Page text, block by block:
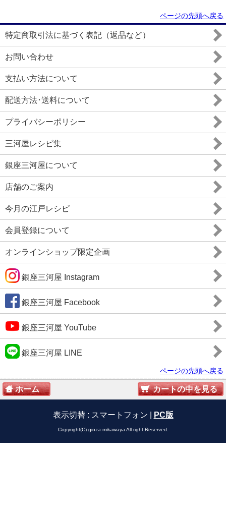
ページの先頭へ戻る
特定商取引法に基づく表記（返品など）
お問い合わせ
支払い方法について
配送方法･送料について
プライバシーポリシー
三河屋レシピ集
銀座三河屋について
店舗のご案内
今月の江戸レシピ
会員登録について
オンラインショップ限定企画
銀座三河屋 Instagram
銀座三河屋 Facebook
銀座三河屋 YouTube
銀座三河屋 LINE
ページの先頭へ戻る
ホーム カートの中を見る
表示切替 : スマートフォン PC版
Copyright(C) ginza-mikawaya All right Reserved.